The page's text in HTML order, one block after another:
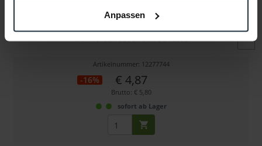
Anpassen
SmallRig 1713 Hex-Schrauben (12er-Pack)
1/4"-Hexschrauben inkl. Schlüssel
Artikelnummer: 12277744
-16% € 4,87
Brutto: € 5,80
sofort ab Lager